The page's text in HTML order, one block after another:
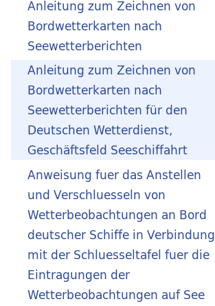
Anleitung zum Zeichnen von
Bordwetterkarten nach
Seewetterberichten
Anleitung zum Zeichnen von
Bordwetterkarten nach
Seewetterberichten für den
Deutschen Wetterdienst,
Geschäftsfeld Seeschiffahrt
Anweisung fuer das Anstellen
und Verschluesseln von
Wetterbeobachtungen an Bord
deutscher Schiffe in Verbindung
mit der Schluesseltafel fuer die
Eintragungen der
Wetterbeobachtungen auf See